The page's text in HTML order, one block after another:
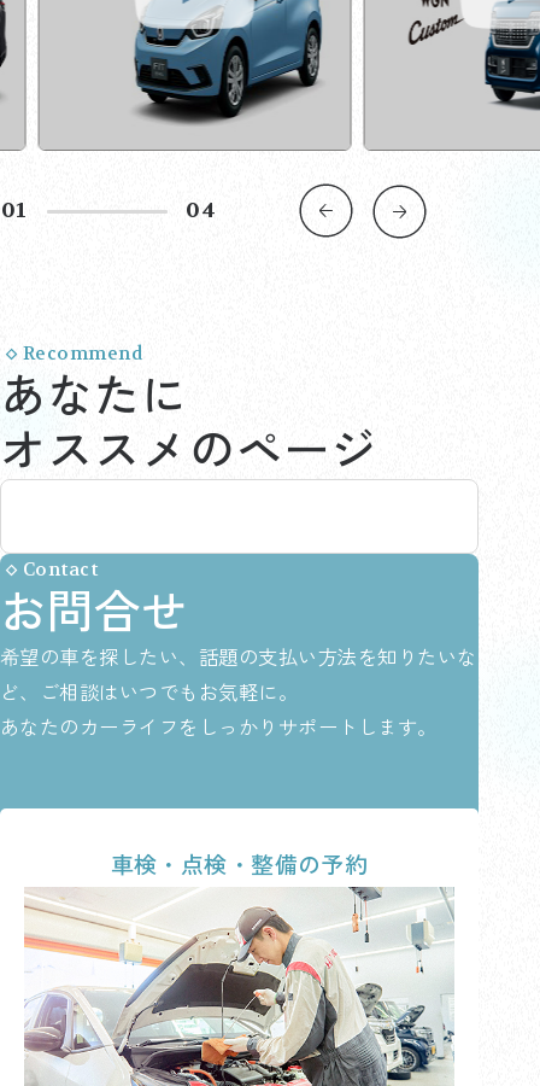
02 04
Recommend
あなたに
オススメのページ
Contact
お問合せ
希望の車を探したい、話題の支払い方法を知りたいな
ど、ご相談はいつでもお気軽に。
あなたのカーライフをしっかりサポートします。
車検・点検・整備の予約